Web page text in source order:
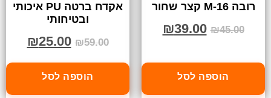
רובה M-16 קצר שחור
₪45.00
₪39.00
הוספה לסל
אקדח ברטה PU איכותי
ובטיחותי
₪59.00
₪25.00
הוספה לסל